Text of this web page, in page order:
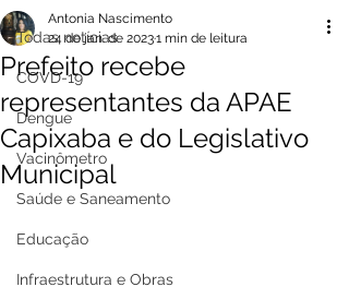
Todas notícias
COVD-19
Dengue
Vacinômetro
Saúde e Saneamento
Educação
Infraestrutura e Obras
Prefeito recebe
representantes da APAE
Capixaba e do Legislativo
Municipal
Antonia Nascimento
24 de jan. de 20231 min de leitura